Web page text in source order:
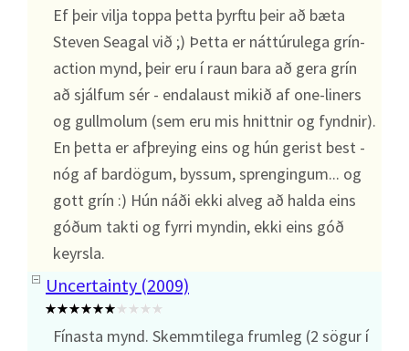
Ef þeir vilja toppa þetta þyrftu þeir að bæta
Steven Seagal við ;) Þetta er náttúrulega grín-
action mynd, þeir eru í raun bara að gera grín
að sjálfum sér - endalaust mikið af one-liners
og gullmolum (sem eru mis hnittnir og fyndnir).
En þetta er afþreying eins og hún gerist best -
nóg af bardögum, byssum, sprengingum... og
gott grín :) Hún náði ekki alveg að halda eins
góðum takti og fyrri myndin, ekki eins góð
keyrsla.
Uncertainty (2009)
Fínasta mynd. Skemmtilega frumleg (2 sögur í